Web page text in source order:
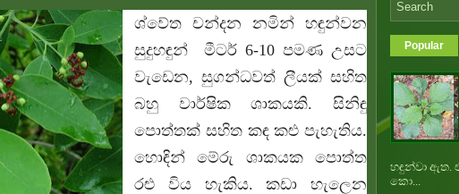
ශ්වේත චන්දන නමින් හඳුන්වන
සුදුහඳුන් මීටර් 6-10 පමණ උසට
වැඩෙන, සුගන්ධවත් ලීයක් සහිත
බහු වාර්ෂික ශාකයකි. සිනිඳු
පොත්තක් සහිත කඳ කළු පැහැතිය.
හොඳින් මේරු ශාකයක පොත්ත
රළු විය හැකිය. කඩා හැලෙන
Popular
හඳුන්වා ඇත.
කො...